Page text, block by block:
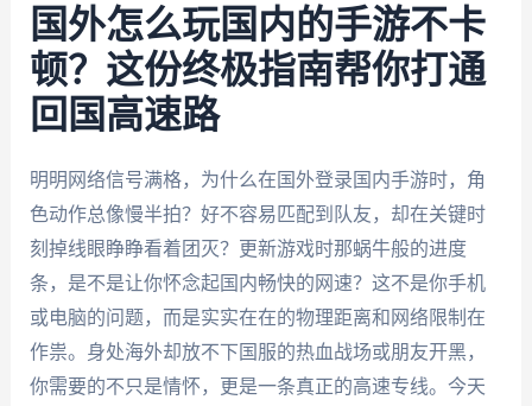
国外怎么玩国内的手游不卡
顿？这份终极指南帮你打通
回国高速路
明明网络信号满格，为什么在国外登录国内手游时，角
色动作总像慢半拍？好不容易匹配到队友，却在关键时
刻掉线眼睁睁看着团灭？更新游戏时那蜗牛般的进度
条，是不是让你怀念起国内畅快的网速？这不是你手机
或电脑的问题，而是实实在在的物理距离和网络限制在
作祟。身处海外却放不下国服的热血战场或朋友开黑，
你需要的不只是情怀，更是一条真正的高速专线。今天